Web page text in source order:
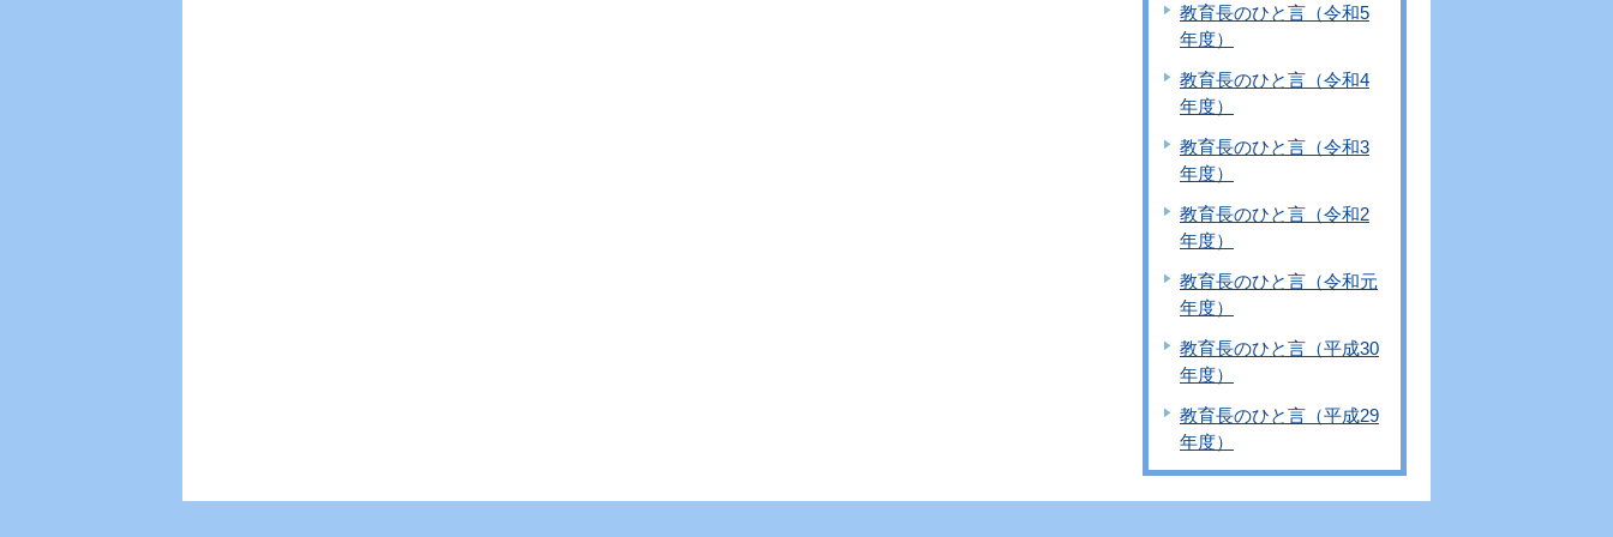
教育長のひと言（令和5
年度）
教育長のひと言（令和4
年度）
教育長のひと言（令和3
年度）
教育長のひと言（令和2
年度）
教育長のひと言（令和元
年度）
教育長のひと言（平成30
年度）
教育長のひと言（平成29
年度）